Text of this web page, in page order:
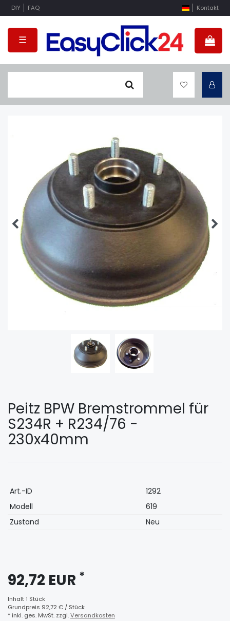
DIY FAQ Kontakt
☰
Peitz BPW Bremstrommel für
S234R + R234/76 -
230x40mm
Technisches
Merkmal
Wert
Art.-ID
1292
Modell
619
Zustand
Neu
92,72 EUR *
Inhalt1 Stück
Grundpreis 92,72 € / Stück
* inkl. ges. MwSt. zzgl.Versandkosten